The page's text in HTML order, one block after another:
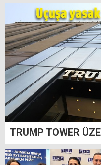
TRUMP TOWER